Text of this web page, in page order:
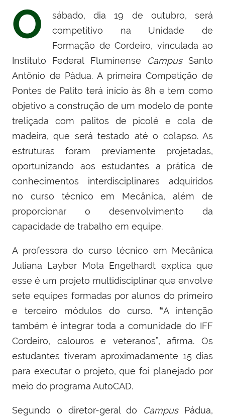
O
sábado, dia 19 de outubro, será
competitivo na Unidade de
Formação de Cordeiro, vinculada ao
Instituto Federal Fluminense
Campus Santo
Antônio de Pádua. A primeira Competição de
Pontes de Palito terá início às 8h e tem como
objetivo a construção de um modelo de ponte
treliçada com palitos de picolé e cola de
madeira, que será testado até o colapso. As
estruturas foram previamente projetadas,
oportunizando aos estudantes a prática de
conhecimentos interdisciplinares adquiridos
no curso técnico em Mecânica, além de
proporcionar o desenvolvimento da
capacidade de trabalho em equipe.
A professora do curso técnico em Mecânica
Juliana Layber Mota Engelhardt explica que
esse é um projeto multidisciplinar que envolve
sete equipes formadas por alunos do primeiro
e terceiro módulos do curso. “A intenção
também é integrar toda a comunidade do IFF
Cordeiro, calouros e veteranos”, afirma. Os
estudantes tiveram aproximadamente 15 dias
para executar o projeto, que foi planejado por
meio do programa AutoCAD.
Segundo o diretor-geral do Campus Pádua,